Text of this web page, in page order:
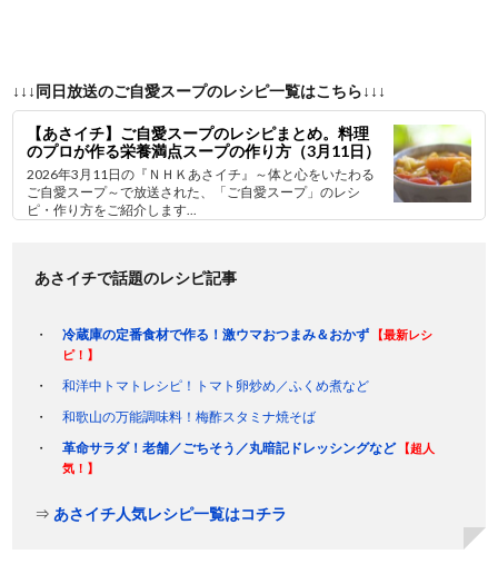
↓↓↓同日放送のご自愛スープのレシピ一覧はこちら↓↓↓
【あさイチ】ご自愛スープのレシピまとめ。料理
のプロが作る栄養満点スープの作り方（3月11日）
2026年3月11日の『ＮＨＫあさイチ』～体と心をいたわる
ご自愛スープ～で放送された、「ご自愛スープ」のレシ
ピ・作り方をご紹介します...
あさイチで話題のレシピ記事
冷蔵庫の定番食材で作る！激ウマおつまみ＆おかず
【最新レシ
ピ！】
和洋中トマトレシピ！トマト卵炒め／ふくめ煮など
和歌山の万能調味料！梅酢スタミナ焼そば
革命サラダ！老舗／ごちそう／丸暗記ドレッシングなど
【超人
気！】
⇒ あさイチ人気レシピ一覧はコチラ